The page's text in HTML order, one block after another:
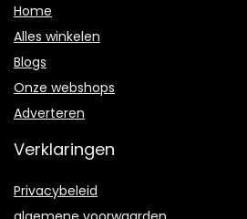
Home
Alles winkelen
Blogs
Onze webshops
Adverteren
Verklaringen
Privacybeleid